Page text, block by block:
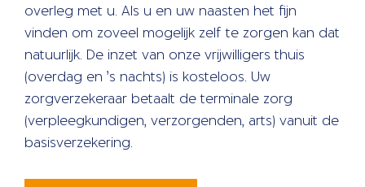
overleg met u. Als u en uw naasten het fijn
vinden om zoveel mogelijk zelf te zorgen kan dat
natuurlijk. De inzet van onze vrijwilligers thuis
(overdag en ’s nachts) is kosteloos. Uw
zorgverzekeraar betaalt de terminale zorg
(verpleegkundigen, verzorgenden, arts) vanuit de
basisverzekering.